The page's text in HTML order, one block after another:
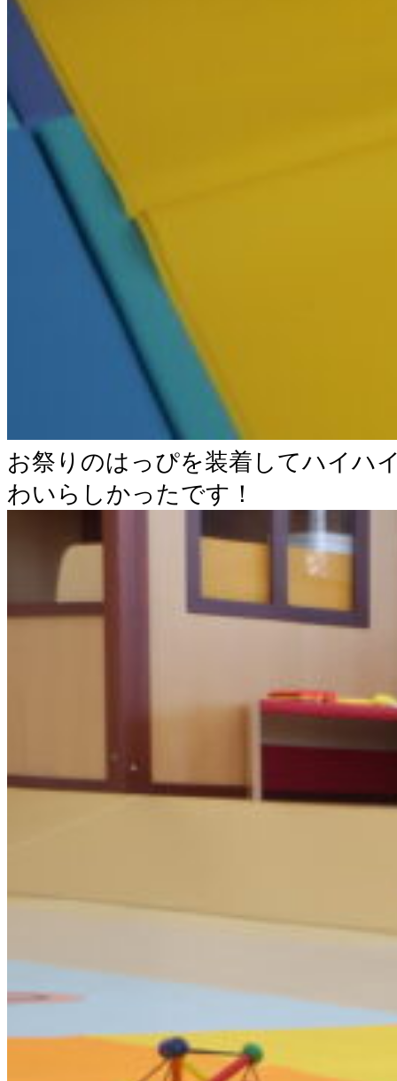
お祭りのはっぴを装着してハイハ
わいらしかったです！